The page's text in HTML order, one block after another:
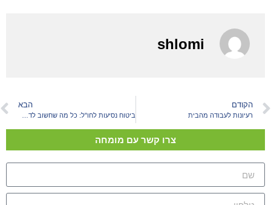
shlomi
הקודם
רעיונות לעבודה מהבית
הבא
צרו קשר עם מומחה